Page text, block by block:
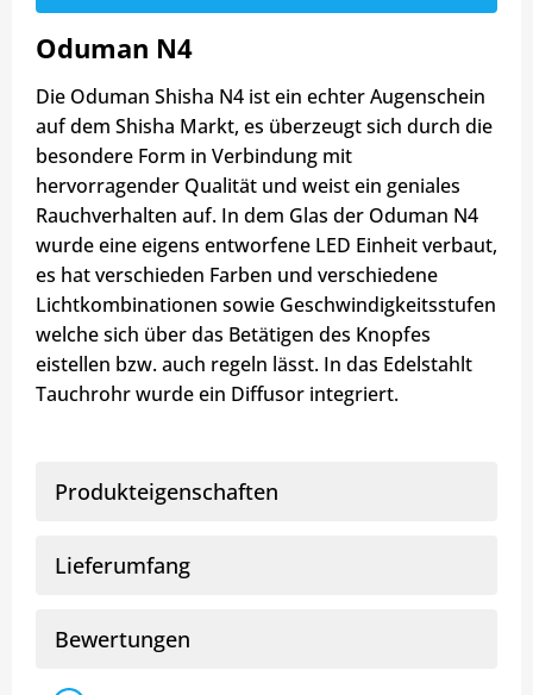
Oduman N4
Die Oduman Shisha N4 ist ein echter Augenschein
auf dem Shisha Markt, es überzeugt sich durch die
besondere Form in Verbindung mit
hervorragender Qualität und weist ein geniales
Rauchverhalten auf. In dem Glas der Oduman N4
wurde eine eigens entworfene LED Einheit verbaut,
es hat verschieden Farben und verschiedene
Lichtkombinationen sowie Geschwindigkeitsstufen
welche sich über das Betätigen des Knopfes
eistellen bzw. auch regeln lässt. In das Edelstahlt
Tauchrohr wurde ein Diffusor integriert.
Produkteigenschaften
Lieferumfang
Bewertungen